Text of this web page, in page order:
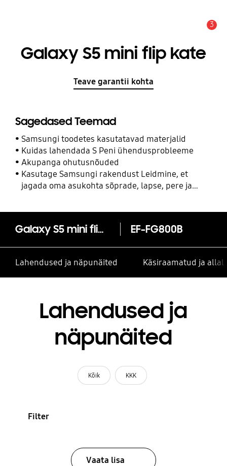
3
Galaxy S5 mini flip kate
Teave garantii kohta
Sagedased Teemad
Samsungi toodetes kasutatavad materjalid
Kuidas lahendada S Peni ühendusprobleeme
Akupanga ohutusnõuded
Kasutage Samsungi rakendust Leidmine, et
jagada oma asukohta sõprade, lapse, pere ja
Galaxy S5 mini flip kate EF-FG800B
Lahendused ja näpunäited Käsiraamatud ja
Lahendused ja
näpunäited
Kõik KKK
Filter
Vaata lisa